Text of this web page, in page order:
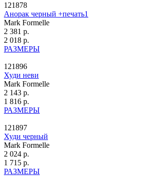
121878
Анорак черный +печать1
Mark Formelle
2 381 р.
2 018 р.
РАЗМЕРЫ
121896
Худи неви
Mark Formelle
2 143 р.
1 816 р.
РАЗМЕРЫ
121897
Худи черный
Mark Formelle
2 024 р.
1 715 р.
РАЗМЕРЫ